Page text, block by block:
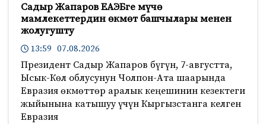
Садыр Жапаров ЕАЭБге мүчө
мамлекеттердин өкмөт башчылары менен
жолугушту
13:59 07.08.2026
Президент Садыр Жапаров бүгүн, 7-августта,
Ысык-Көл облусунун Чолпон-Ата шаарында
Евразия өкмөттөр аралык кеңешинин кезектеги
жыйынына катышуу үчүн Кыргызстанга келген
Евразия